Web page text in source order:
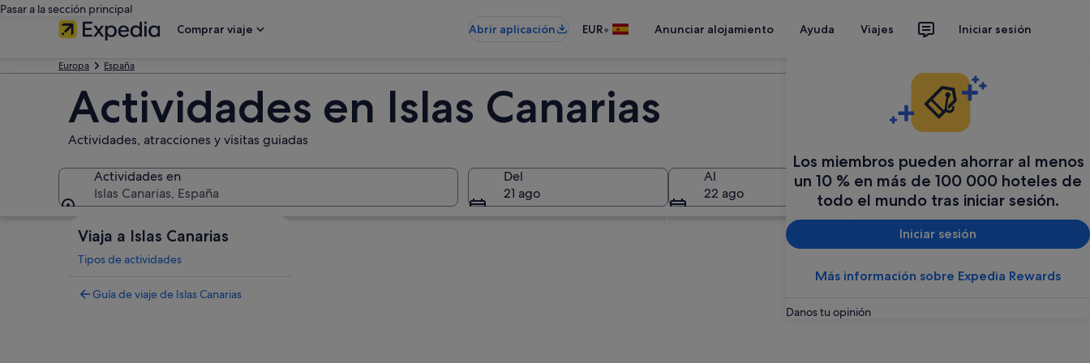
Pasar a la sección principal
Comprar viaje
Abrir aplicación EUR• Anunciar alojamiento Ayuda Viajes Iniciar sesión
Los miembros pueden ahorrar al menos
un 10 % en más de 100 000 hoteles de
todo el mundo tras iniciar sesión.
Iniciar sesión
Más información sobre Expedia Rewards
Danos tu opinión
Europa España
Actividades en Islas Canarias
Actividades, atracciones y visitas guiadas
Actividades en
Islas Canarias, España
Del
21 ago
Al
22 ago
Buscar
Viaja a Islas Canarias
Tipos de actividades
Guía de viaje de Islas Canarias